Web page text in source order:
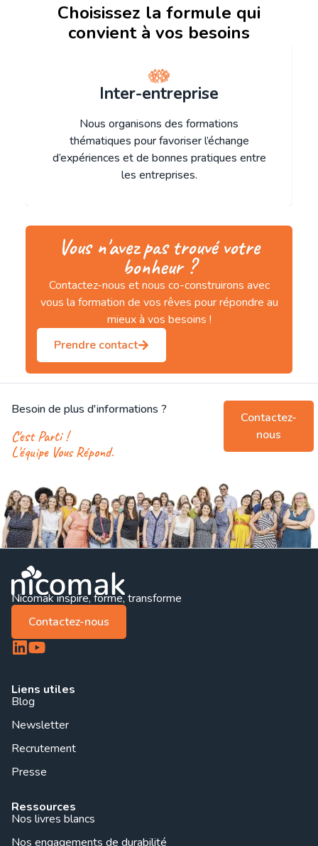
Choisissez la formule qui
convient à vos besoins
Inter-entreprise
Nous organisons des formations
thématiques pour favoriser l’échange
d’expériences et de bonnes pratiques entre
les entreprises.
Vous n'avez pas trouvé votre
bonheur ?
Contactez-nous et nous co-construirons avec
vous la formation de vos rêves pour répondre au
mieux à vos besoins !
Prendre contact
Besoin de plus d'informations ?
C'est Parti !
L'équipe Vous Répond.
Contactez-
nous
Nicomak inspire, forme, transforme
Contactez-nous
Liens utiles
Blog
Newsletter
Recrutement
Presse
Ressources
Nos livres blancs
Nos engagements de durabilité